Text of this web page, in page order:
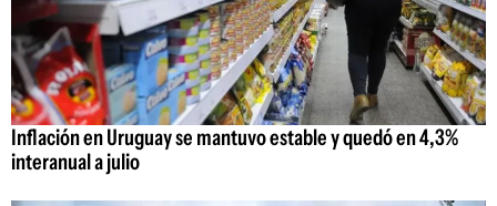
Inflación en Uruguay se mantuvo estable y quedó en 4,3%
interanual a julio